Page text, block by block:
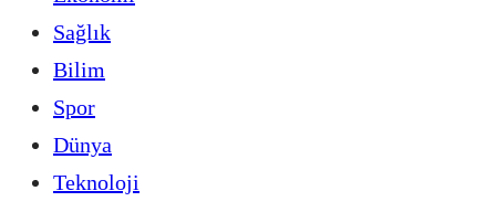
Sağlık
Bilim
Spor
Dünya
Teknoloji